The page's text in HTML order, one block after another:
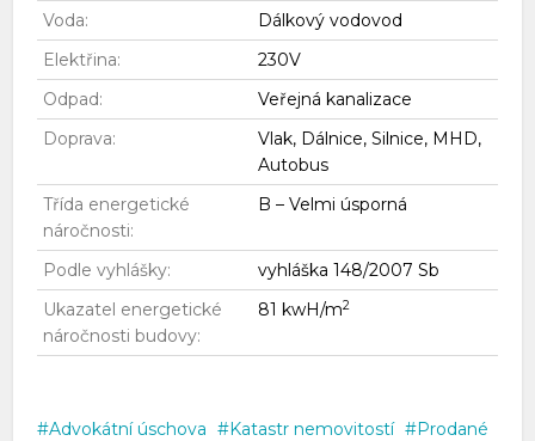
Voda:
Dálkový vodovod
Elektřina:
230V
Odpad:
Veřejná kanalizace
Doprava:
Vlak, Dálnice, Silnice, MHD,
Autobus
Třída energetické
náročnosti:
B – Velmi úsporná
Podle vyhlášky:
vyhláška 148/2007 Sb
Ukazatel energetické
náročnosti budovy:
81 kwH/m2
Advokátní úschova Katastr nemovitostí
Prodané